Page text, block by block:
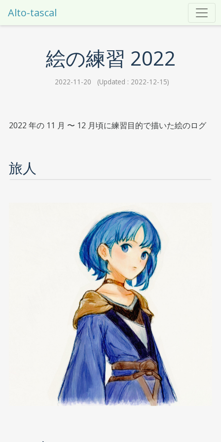
Alto-tascal
絵の練習 2022
2022-11-20 (Updated : 2022-12-15)
2022 年の 11 月 〜 12 月頃に練習目的で描いた絵のログ
旅人